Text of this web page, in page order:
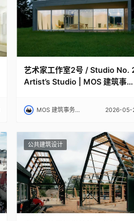
艺术家工作室2号 / Studio No.
Artist’s Studio | MOS 建筑事
MOS 建筑事务所｜MOS 2026-05-
公共建筑设计